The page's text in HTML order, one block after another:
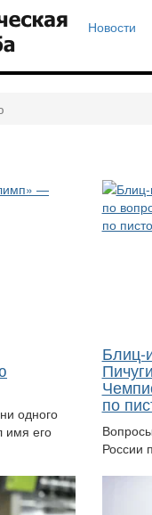
Новости
одного
имя его
Блиц-
по
России